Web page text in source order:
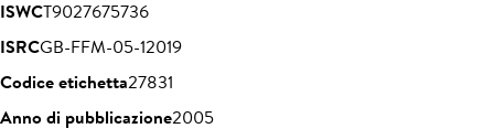
ISWCT9027675736
ISRCGB-FFM-05-12019
Codice etichetta27831
Anno di pubblicazione2005